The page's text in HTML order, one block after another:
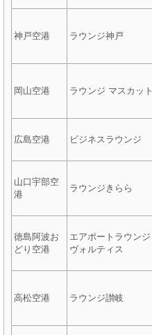
神戸空港 ラウンジ神戸
岡山空港 ラウンジ マスカット
広島空港 ビジネスラウンジ
山口宇部空
港
ラウンジきらら
徳島阿波お
どり空港
エアポートラウンジ
ヴォルティス
高松空港 ラウンジ讃岐